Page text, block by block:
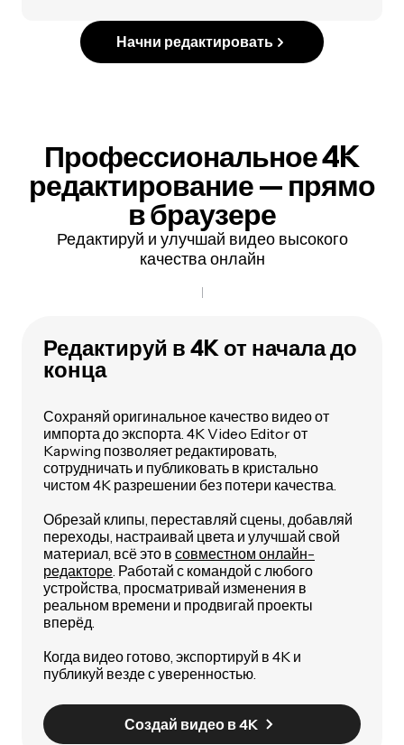
Начни редактировать
Профессиональное 4K
редактирование — прямо
в браузере
Редактируй и улучшай видео высокого
качества онлайн
Редактируй в 4K от начала до
конца
Сохраняй оригинальное качество видео от
импорта до экспорта. 4K Video Editor от
Kapwing позволяет редактировать,
сотрудничать и публиковать в кристально
чистом 4K разрешении без потери качества.
Обрезай клипы, переставляй сцены, добавляй
переходы, настраивай цвета и улучшай свой
материал, всё это в совместном онлайн-
редакторе. Работай с командой с любого
устройства, просматривай изменения в
реальном времени и продвигай проекты
вперёд.
Когда видео готово, экспортируй в 4K и
публикуй везде с уверенностью.
Создай видео в 4K